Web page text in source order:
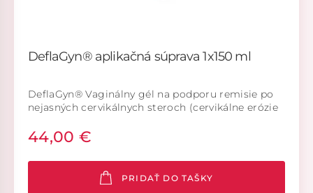
DeflaGyn® aplikačná súprava 1x150 ml
DeflaGyn® Vaginálny gél na podporu remisie po
nejasných cervikálnych steroch (cervikálne erózie
IIID1, PAP IIID2 (Munich III) / PAP III, PAP IIID).
Aplikačná súprava. (Systém zdravotníckych
pomôcok). DeflaGyn® je zdravotnícka pomôcka.
44,00 €
PRIDAŤ DO TAŠKY